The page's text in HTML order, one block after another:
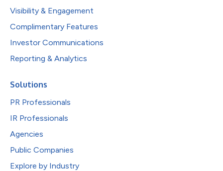
Visibility & Engagement
Complimentary Features
Investor Communications
Reporting & Analytics
Solutions
PR Professionals
IR Professionals
Agencies
Public Companies
Explore by Industry